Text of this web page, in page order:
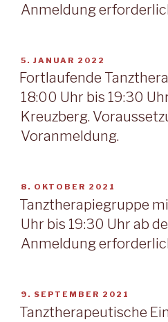
Anmeldung
VERÖFFENTLICHT
AM
5. JANUAR 2022
Fortlaufende
18:00 Uhr bis 19:30
Kreuzberg.
Voranmeldung.
VERÖFFENTLICHT
AM
8. OKTOBER 2021
Tanztherapiegruppe
Uhr bis 19:30 Uhr ab
Anmeldung
VERÖFFENTLICHT
AM
9. SEPTEMBER 2021
Tanztherapeutische